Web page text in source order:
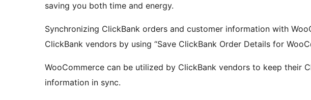
saving you both time and energy.
Synchronizing ClickBank orders and customer information with
ClickBank vendors by using “Save ClickBank Order Details for
WooCommerce can be utilized by ClickBank vendors to keep their
information in sync.